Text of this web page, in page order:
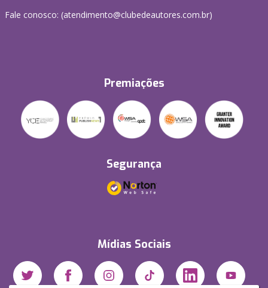
Fale conosco: (atendimento@clubedeautores.com.br)
Premiações
Segurança
Mídias Sociais